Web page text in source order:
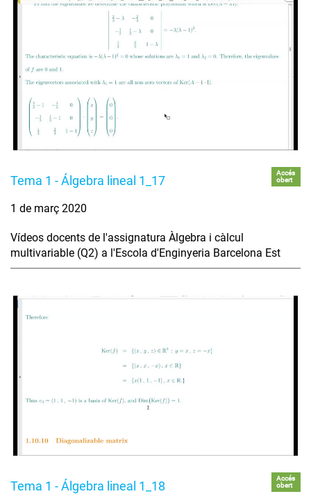
Tema 1 - Álgebra lineal 1_17
Accés
obert
1 de març 2020
Vídeos docents de l'assignatura Àlgebra i càlcul
multivariable (Q2) a l'Escola d'Enginyeria Barcelona Est
Tema 1 - Álgebra lineal 1_18
Accés
obert